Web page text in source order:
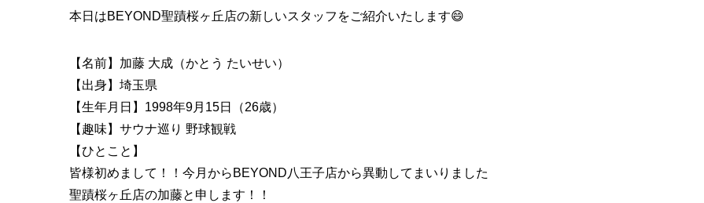
本日はBEYOND聖蹟桜ヶ丘店の新しいスタッフをご紹介いたします😄
【名前】加藤 大成（かとう たいせい）
【出身】埼玉県
【生年月日】1998年9月15日（26歳）
【趣味】サウナ巡り 野球観戦
【ひとこと】
皆様初めまして！！今月からBEYOND八王子店から異動してまいりました
聖蹟桜ヶ丘店の加藤と申します！！